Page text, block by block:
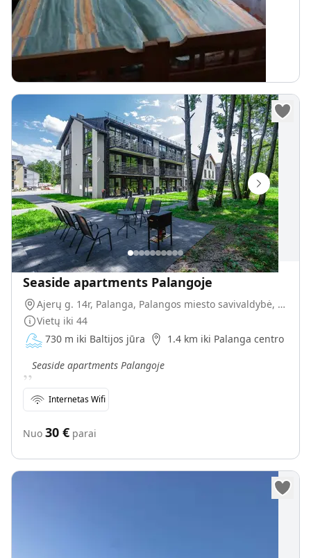
Internetas Wifi
Nuo 20€ parai
Seaside apartments Palangoje
Ajerų g. 14r, Palanga, Palangos miesto savivaldybė, Lietuva
Vietų iki 44
730 m iki Baltijos jūra
1.4 km iki Palanga centro
„Seaside apartments Palangoje
Internetas Wifi
Nuo 30 € parai